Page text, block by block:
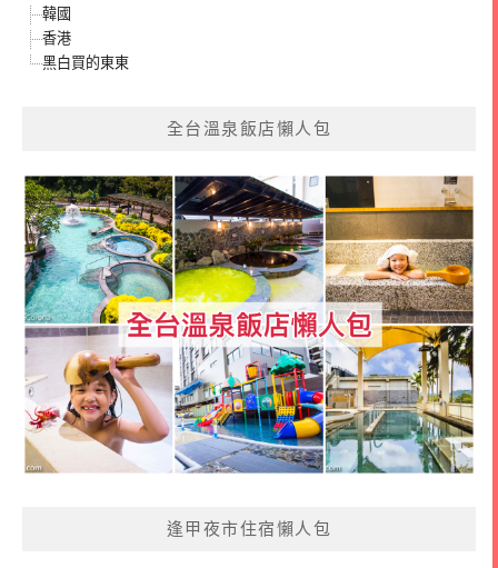
韓國
香港
黑白買的東東
全台溫泉飯店懶人包
逢甲夜市住宿懶人包